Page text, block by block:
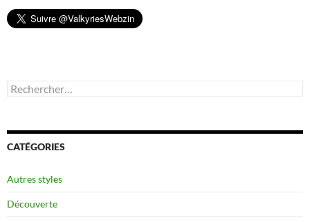
Rechercher :
CATÉGORIES
Autres styles
Découverte